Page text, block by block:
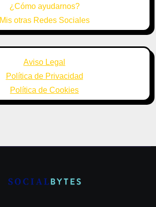
¿Cómo ayudarnos?
Mis otras Redes Sociales
Aviso Legal
Política de Privacidad
Política de Cookies